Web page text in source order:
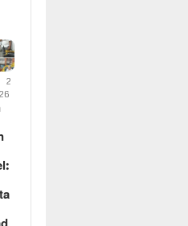
2